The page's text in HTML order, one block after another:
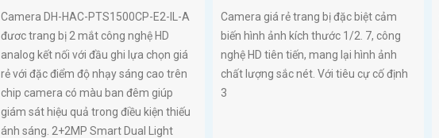
Camera DH-HAC-PTS1500CP-E2-IL-A
đươc trang bị 2 mắt công nghệ HD
analog kết nối với đầu ghi lựa chọn giá
rẻ với đặc điểm độ nhạy sáng cao trên
chip camera có màu ban đêm giúp
giám sát hiệu quả trong điều kiện thiếu
ánh sáng. 2+2MP Smart Dual Light
Camera giá rẻ trang bị đặc biệt cảm
biến hình ảnh kích thước 1/2. 7, công
nghệ HD tiên tiến, mang lại hình ảnh
chất lượng sắc nét. Với tiêu cự cố định
3